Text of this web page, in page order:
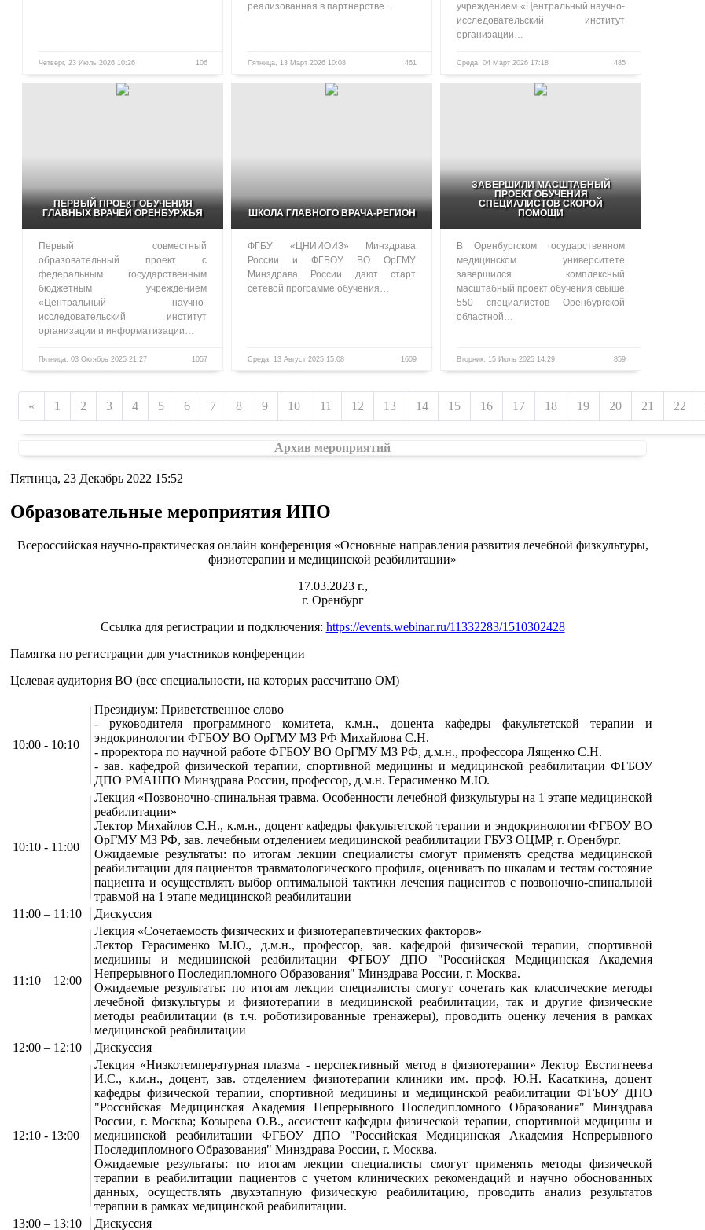
Четверг, 23 Июль 2026 10:26 106
реализованная в партнерстве…
Пятница, 13 Март 2026 10:08 461
учреждением «Центральный научно-
исследовательский институт
организации…
Среда, 04 Март 2026 17:18 485
ПЕРВЫЙ ПРОЕКТ ОБУЧЕНИЯ
ГЛАВНЫХ ВРАЧЕЙ ОРЕНБУРЖЬЯ
Первый совместный
образовательный проект с
федеральным государственным
бюджетным учреждением
«Центральный научно-
исследовательский институт
организации и информатизации…
Пятница, 03 Октябрь 2025 21:27 1057
ШКОЛА ГЛАВНОГО ВРАЧА-РЕГИОН
ФГБУ «ЦНИИОИЗ» Минздрава
России и ФГБОУ ВО ОрГМУ
Минздрава России дают старт
сетевой программе обучения…
Среда, 13 Август 2025 15:08 1609
ЗАВЕРШИЛИ МАСШТАБНЫЙ
ПРОЕКТ ОБУЧЕНИЯ
СПЕЦИАЛИСТОВ СКОРОЙ
ПОМОЩИ
В Оренбургском государственном
медицинском университете
завершился комплексный
масштабный проект обучения свыше
550 специалистов Оренбургской
областной…
Вторник, 15 Июль 2025 14:29 859
« 1 2 3 4 5 6 7 8 9 10 11 12 13 14 15 16 17 18 19 20 21 22
Архив мероприятий
Пятница, 23 Декабрь 2022 15:52
Образовательные мероприятия ИПО
Всероссийская научно-практическая онлайн конференция «Основные направления развития лечебной физкультуры,
физиотерапии и медицинской реабилитации»
17.03.2023 г.,
г. Оренбург
Ссылка для регистрации и подключения: https://events.webinar.ru/11332283/1510302428
Памятка по регистрации для участников конференции
Целевая аудитория ВО (все специальности, на которых рассчитано ОМ)
10:00 - 10:10
Президиум: Приветственное слово
- руководителя программного комитета, к.м.н., доцента кафедры факультетской терапии и
эндокринологии ФГБОУ ВО ОрГМУ МЗ РФ Михайлова С.Н.
- проректора по научной работе ФГБОУ ВО ОрГМУ МЗ РФ, д.м.н., профессора Лященко С.Н.
- зав. кафедрой физической терапии, спортивной медицины и медицинской реабилитации ФГБОУ
ДПО РМАНПО Минздрава России, профессор, д.м.н. Герасименко М.Ю.
10:10 - 11:00
Лекция «Позвоночно-спинальная травма. Особенности лечебной физкультуры на 1 этапе медицинской
реабилитации»
Лектор Михайлов С.Н., к.м.н., доцент кафедры факультетской терапии и эндокринологии ФГБОУ ВО
ОрГМУ МЗ РФ, зав. лечебным отделением медицинской реабилитации ГБУЗ ОЦМР, г. Оренбург.
Ожидаемые результаты: по итогам лекции специалисты смогут применять средства медицинской
реабилитации для пациентов травматологического профиля, оценивать по шкалам и тестам состояние
пациента и осуществлять выбор оптимальной тактики лечения пациентов с позвоночно-спинальной
травмой на 1 этапе медицинской реабилитации
11:00 – 11:10
Дискуссия
11:10 – 12:00
Лекция «Сочетаемость физических и физиотерапевтических факторов»
Лектор Герасименко М.Ю., д.м.н., профессор, зав. кафедрой физической терапии, спортивной
медицины и медицинской реабилитации ФГБОУ ДПО "Российская Медицинская Академия
Непрерывного Последипломного Образования" Минздрава России, г. Москва.
Ожидаемые результаты: по итогам лекции специалисты смогут сочетать как классические методы
лечебной физкультуры и физиотерапии в медицинской реабилитации, так и другие физические
методы реабилитации (в т.ч. роботизированные тренажеры), проводить оценку лечения в рамках
медицинской реабилитации
12:00 – 12:10
Дискуссия
12:10 - 13:00
Лекция «Низкотемпературная плазма - перспективный метод в физиотерапии» Лектор Евстигнеева
И.С., к.м.н., доцент, зав. отделением физиотерапии клиники им. проф. Ю.Н. Касаткина, доцент
кафедры физической терапии, спортивной медицины и медицинской реабилитации ФГБОУ ДПО
"Российская Медицинская Академия Непрерывного Последипломного Образования" Минздрава
России, г. Москва; Козырева О.В., ассистент кафедры физической терапии, спортивной медицины и
медицинской реабилитации ФГБОУ ДПО "Российская Медицинская Академия Непрерывного
Последипломного Образования" Минздрава России, г. Москва.
Ожидаемые результаты: по итогам лекции специалисты смогут применять методы физической
терапии в реабилитации пациентов с учетом клинических рекомендаций и научно обоснованных
данных, осуществлять двухэтапную физическую реабилитацию, проводить анализ результатов
терапии в рамках медицинской реабилитации.
13:00 – 13:10
Дискуссия